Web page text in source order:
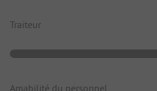
Traiteur
Amabilité du personnel